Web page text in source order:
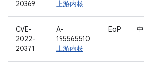
20369 上游内核
CVE-
2022-
20371
A-
195565510
上游内核
EoP 中